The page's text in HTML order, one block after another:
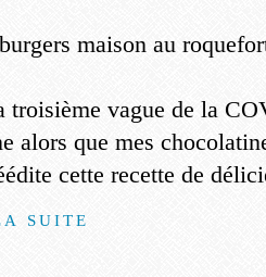
troisième vague de la
alors que mes
cette recette de
SUITE